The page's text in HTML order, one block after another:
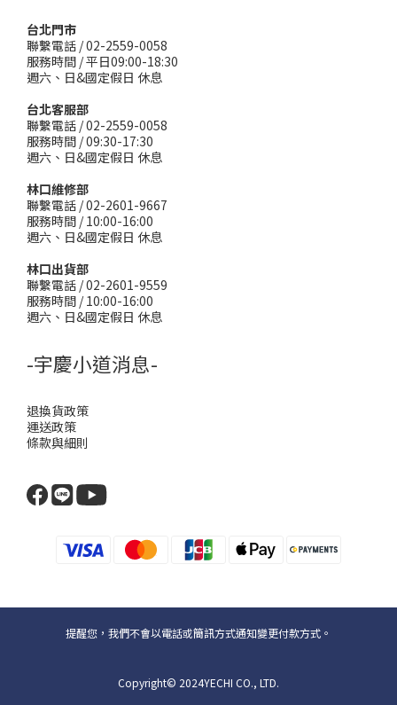
台北門市
聯繫電話 / 02-2559-0058
服務時間 / 平日09:00-18:30
週六、日&國定假日 休息
台北客服部
聯繫電話 / 02-2559-0058
服務時間 / 09:30-17:30
週六、日&國定假日 休息
林口維修部
聯繫電話 / 02-2601-9667
服務時間 / 10:00-16:00
週六、日&國定假日 休息
林口出貨部
聯繫電話 / 02-2601-9559
服務時間 / 10:00-16:00
週六、日&國定假日 休息
-宇慶小道消息-
退換貨政策
運送政策
條款與細則
提醒您，我們不會以電話或簡訊方式通知變更付款方式。
Copyright© 2024YECHI CO., LTD.